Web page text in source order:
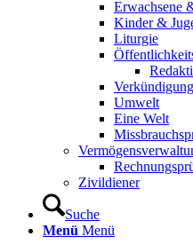
Erwachsene
Kinder &
Liturgie
Verkündigung
Umwelt
Eine Welt
Zivildiener
Suche
Menü Menü